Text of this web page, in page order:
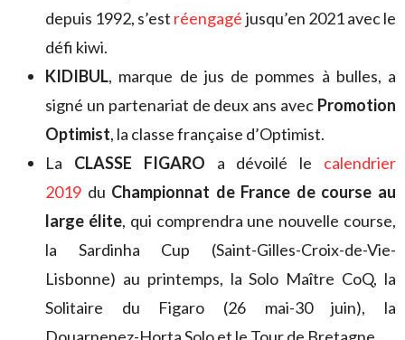
depuis 1992, s’est réengagé jusqu’en 2021 avec le
défi kiwi.
KIDIBUL, marque de jus de pommes à bulles, a
signé un partenariat de deux ans avec Promotion
Optimist, la classe française d’Optimist.
La CLASSE FIGARO a dévoilé le calendrier
2019 du Championnat de France de course au
large élite, qui comprendra une nouvelle course,
la Sardinha Cup (Saint-Gilles-Croix-de-Vie-
Lisbonne) au printemps, la Solo Maître CoQ, la
Solitaire du Figaro (26 mai-30 juin), la